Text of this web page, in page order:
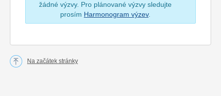
žádné výzvy. Pro plánované výzvy sledujte
prosím Harmonogram výzev.
Na začátek stránky